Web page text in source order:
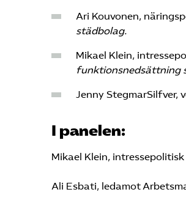
Ari Kouvonen,
städbolag.
Mikael Klein,
funktionsnedsättning
Jenny StegmarSilfver,
I panelen:
Mikael Klein,
Ali Esbati, ledamot